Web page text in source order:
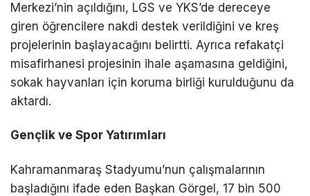
Merkezi’nin açıldığını, LGS ve YKS’de dereceye
giren öğrencilere nakdi destek verildiğini ve kreş
projelerinin başlayacağını belirtti. Ayrıca refakatçi
misafirhanesi projesinin ihale aşamasına geldiğini,
sokak hayvanları için koruma birliği kurulduğunu da
aktardı.
Gençlik ve Spor Yatırımları
Kahramanmaraş Stadyumu’nun çalışmalarının
başladığını ifade eden Başkan Görgel, 17 bin 500